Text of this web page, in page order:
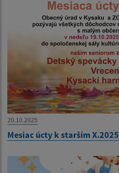
20.10.2025
Mesiac úcty k starším X.2025